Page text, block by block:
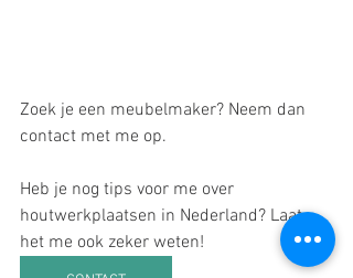
Zoek je een meubelmaker? Neem dan
contact met me op.
Heb je nog tips voor me over
houtwerkplaatsen in Nederland? Laat
het me ook zeker weten!